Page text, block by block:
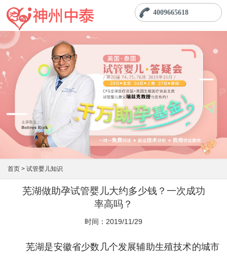
4009665618
首页 > 试管婴儿知识
芜湖做助孕试管婴儿大约多少钱？一次成功
率高吗？
时间：2019/11/29
芜湖是安徽省少数几个发展辅助生殖技术的城市